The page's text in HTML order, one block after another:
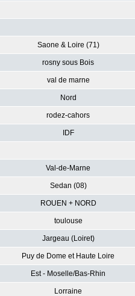
Saone & Loire (71)
rosny sous Bois
val de marne
Nord
rodez-cahors
IDF
Val-de-Marne
Sedan (08)
ROUEN + NORD
toulouse
Jargeau (Loiret)
Puy de Dome et Haute Loire
Est - Moselle/Bas-Rhin
Lorraine